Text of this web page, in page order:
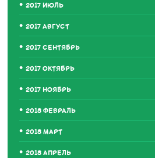
2017 ИЮЛЬ
2017 АВГУСТ
2017 СЕНТЯБРЬ
2017 ОКТЯБРЬ
2017 НОЯБРЬ
2018 ФЕВРАЛЬ
2018 МАРТ
2018 АПРЕЛЬ